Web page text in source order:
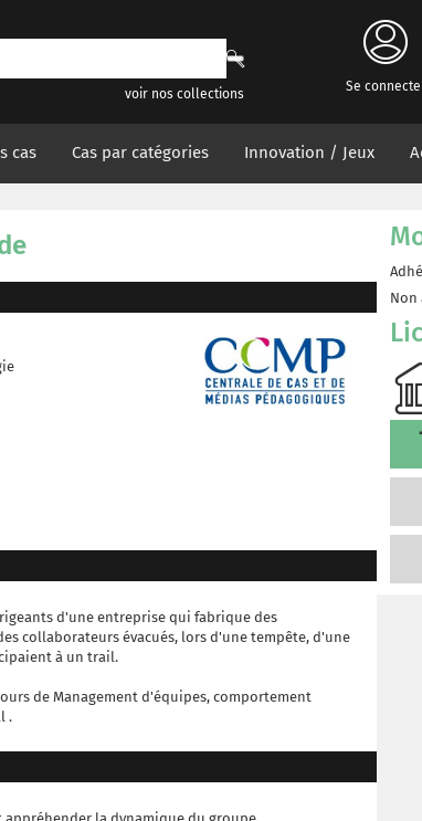
voir nos collections Se
cas Cas par catégories Innovation / Jeux
d'une entreprise qui fabrique des
collaborateurs évacués, lors d'une tempête, d'une
à un trail.
de Management d'équipes, comportement
.
Non